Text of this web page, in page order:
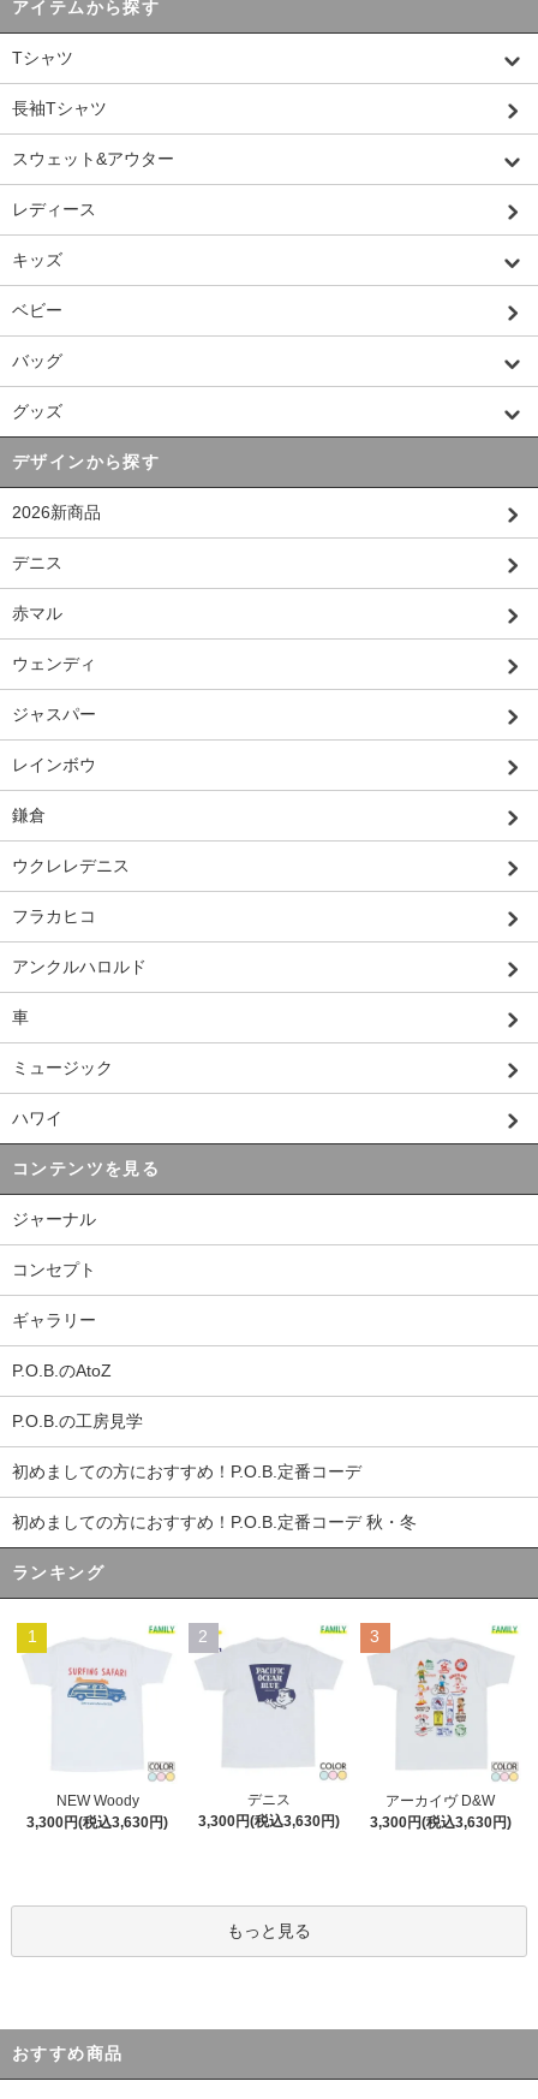
アイテムから探す
Tシャツ
長袖Tシャツ
スウェット&アウター
レディース
キッズ
ベビー
バッグ
グッズ
デザインから探す
2026新商品
デニス
赤マル
ウェンディ
ジャスパー
レインボウ
鎌倉
ウクレレデニス
フラカヒコ
アンクルハロルド
車
ミュージック
ハワイ
コンテンツを見る
ジャーナル
コンセプト
ギャラリー
P.O.B.のAtoZ
P.O.B.の工房見学
初めましての方におすすめ！P.O.B.定番コーデ
初めましての方におすすめ！P.O.B.定番コーデ 秋・冬
ランキング
1
NEW Woody
3,300円(税込3,630円)
2
デニス
3,300円(税込3,630円)
3
アーカイヴ D&W
3,300円(税込3,630円)
もっと見る
おすすめ商品